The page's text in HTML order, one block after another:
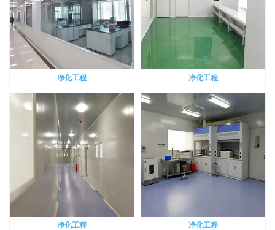
净化工程 净化工程
净化工程 净化工程